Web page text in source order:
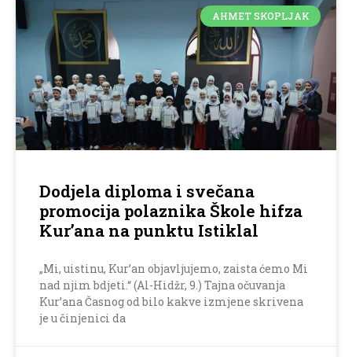
AHMET SKOPLJAK
Dodjela diploma i svečana
promocija polaznika Škole hifza
Kur’ana na punktu Istiklal
„Mi, uistinu, Kur’an objavljujemo, zaista ćemo Mi
nad njim bdjeti.“ (Al-Hidžr, 9.) Tajna očuvanja
Kur’ana Časnog od bilo kakve izmjene skrivena
je u činjenici da